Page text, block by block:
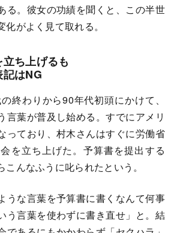
る。彼女の功績を聞くと、この半世
がよく見て取れる。
ち上げるも
記はNG
終わりから90年代初頭にかけて、
言葉が普及し始める。すでにアメリ
っており、村木さんはすぐに労働省
を立ち上げた。予算書を提出する
んなふうに叱られたという。
うな言葉を予算書に書くなんて何事
う言葉を使わずに書き直せ」と。結